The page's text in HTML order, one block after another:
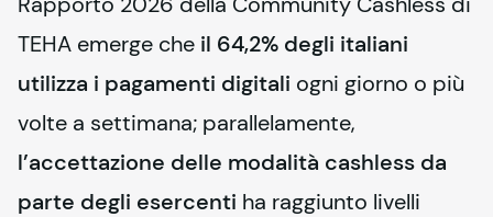
TEHA emerge che il 64,2% degli italiani
utilizza i pagamenti digitali ogni giorno o più
l’accettazione delle modalità cashless da
parte degli esercenti ha raggiunto livelli